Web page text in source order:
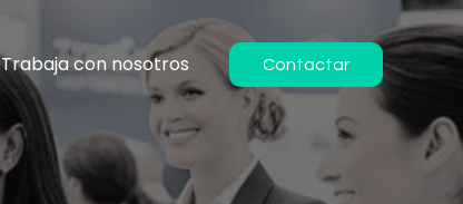
Trabaja con nosotros Contactar